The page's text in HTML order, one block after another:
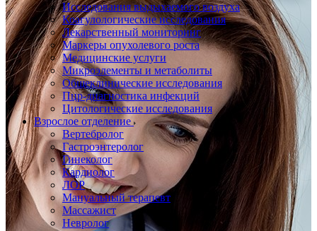
Исследования выдыхаемого воздуха
Коагулологические исследования
Лекарственный мониторинг
Маркеры опухолевого роста
Медицинские услуги
Микроэлементы и метаболиты
Общеклинические исследования
Пцр-диагностика инфекций
Цитологические исследования
Взрослое отделение
Вертебролог
Гастроэнтеролог
Гинеколог
Кардиолог
ЛОР
Мануальный терапевт
Массажист
Невролог